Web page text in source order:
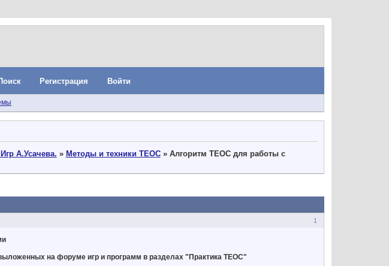
Регистрация Войти
А.Усачева. » Методы и техники ТЕОС » Алгоритм ТЕОС для работы с
1
на форуме игр и программ в разделах "Практика ТЕОС"